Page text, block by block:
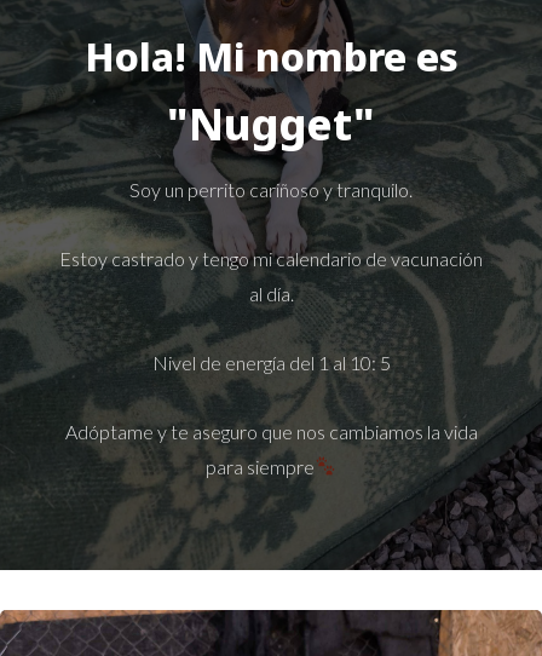
Hola! Mi nombre es
"Nugget"
Soy un perrito cariñoso y tranquilo.
Estoy castrado y tengo mi calendario de vacunación
al día.
Nivel de energía del 1 al 10: 5
Adóptame y te aseguro que nos cambiamos la vida
para siempre